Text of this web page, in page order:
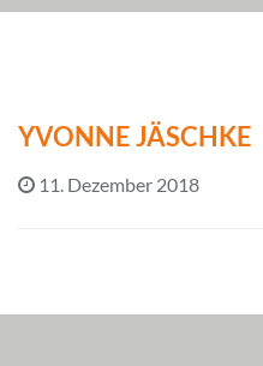
YVONNE JÄSCHKE
11. Dezember 2018